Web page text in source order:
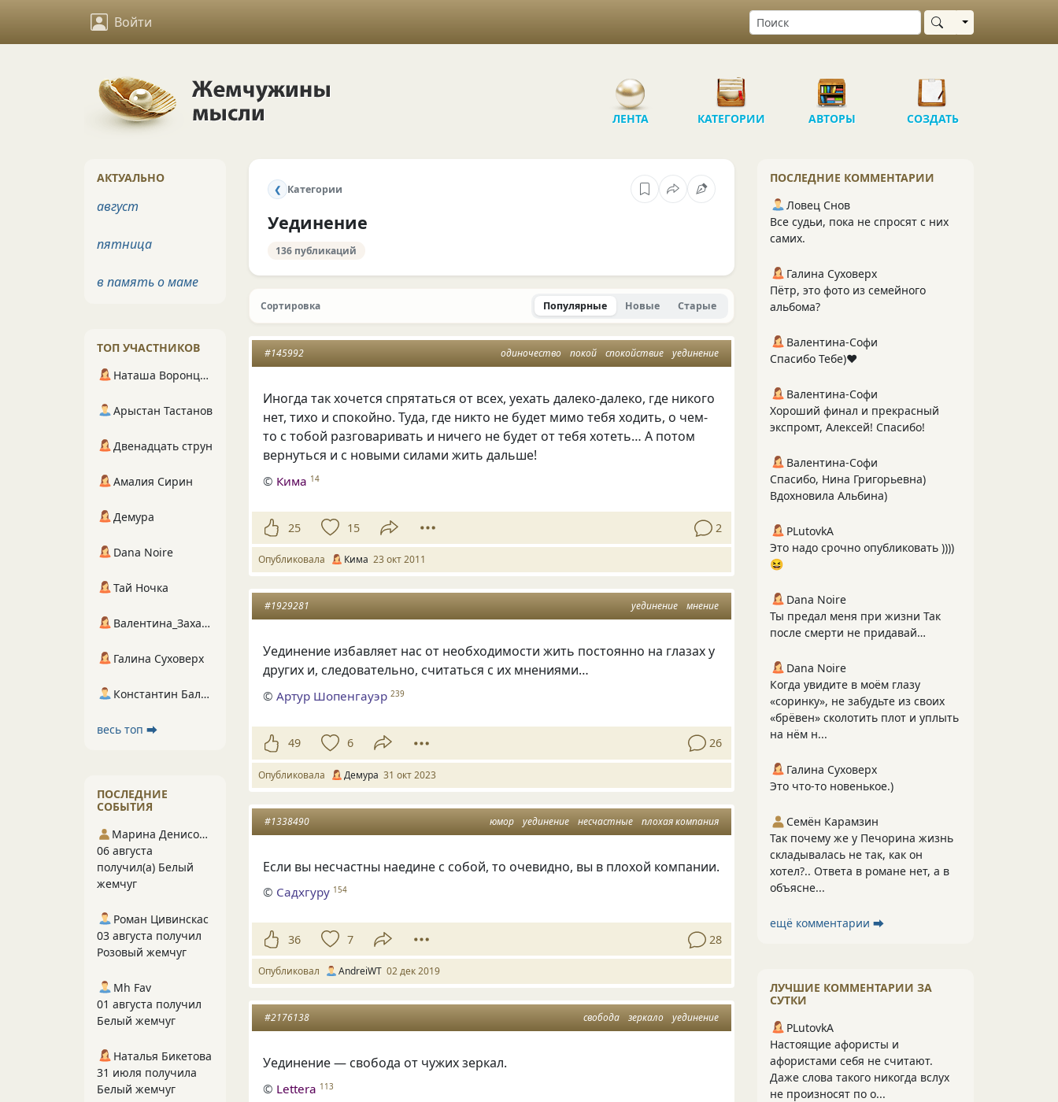
Войти Выбрать область
ЛЕНТА КАТЕГОРИИ АВТОРЫ СОЗДАТЬ
❮ Категории
Уединение
136 публикаций
Сортировка Популярные Новые Старые
одиночество покой спокойствие уединение
#145992
Иногда так хочется спрятаться от всех, уехать далеко-далеко, где никого
нет, тихо и спокойно. Туда, где никто не будет мимо тебя ходить, о чем-
то с тобой разговаривать и ничего не будет от тебя хотеть… А потом
вернуться и с новыми силами жить дальше!
© Кима 14
25 15 2
Опубликовала Кима 23 окт 2011
уединение мнение
#1929281
Уединение избавляет нас от необходимости жить постоянно на глазах у
других и, следовательно, считаться с их мнениями…
©Артур Шопенгауэр 239
49 6 26
Опубликовала Демура 31 окт 2023
юмор уединение несчастные плохая компания
#1338490
Если вы несчастны наедине с собой, то очевидно, вы в плохой компании.
© Садхгуру 154
36 7 28
Опубликовал AndreiWT 02 дек 2019
свобода зеркало уединение
#2176138
Уединение — свобода от чужих зеркал.
© Lettera 113
ПОСЛЕДНИЕ КОММЕНТАРИИ
Ловец Снов
Все судьи, пока не спросят с них
самих.
Галина Суховерх
Пётр, это фото из семейного
альбома?
Валентина-Софи
Спасибо Тебе)❤️
Валентина-Софи
Хороший финал и прекрасный
экспромт, Алексей! Спасибо!
Валентина-Софи
Спасибо, Нина Григорьевна)
Вдохновила Альбина)
PLutоvkА
Это надо срочно опубликовать ))))
😆
Dana Noire
Ты предал меня при жизни Так
после смерти не придавай…
Dana Noire
Когда увидите в моём глазу
«соринку», не забудьте из своих
«брёвен» сколотить плот и уплыть
на нём н...
Галина Суховерх
Это что-то новенькое.)
Семён Карамзин
Так почему же у Печорина жизнь
складывалась не так, как он
хотел?.. Ответа в романе нет, а в
объясне...
ещё комментарии ⮕
ЛУЧШИЕ КОММЕНТАРИИ ЗА
СУТКИ
PLutоvkА
Настоящие афористы и
афористами себя не считают.
Даже слова такого никогда вслух
не произносят по о...
АКТУАЛЬНО
август
пятница
в память о маме
ТОП УЧАСТНИКОВ
Наташа Воронцова
Арыстан Тастанов
Двенадцать струн
Амалия Сирин
Демура
Dana Noire
Тай Ночка
Валентина_Захарова
Галина Суховерх
Константин Балухта
весь топ ⮕
ПОСЛЕДНИЕ
СОБЫТИЯ
Марина Денисова 5
06 августа
получил(а) Белый
жемчуг
Роман Цивинскас
03 августа получил
Розовый жемчуг
Mh Fav
01 августа получил
Белый жемчуг
Наталья Бикетова
31 июля получила
Белый жемчуг